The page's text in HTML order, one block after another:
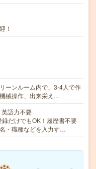
！
ーンルーム内で、3-4人で作
械操作、出来栄え…
語力不要
だけでもOK！履歴書不要
・職種などを入力す…